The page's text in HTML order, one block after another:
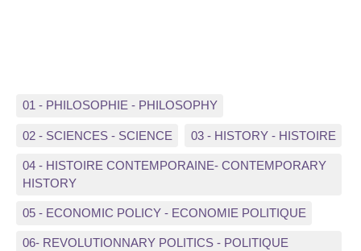
01 - PHILOSOPHIE - PHILOSOPHY
02 - SCIENCES - SCIENCE 03 - HISTORY - HISTOIRE
04 - HISTOIRE CONTEMPORAINE- CONTEMPORARY
HISTORY
05 - ECONOMIC POLICY - ECONOMIE POLITIQUE
06- REVOLUTIONNARY POLITICS - POLITIQUE